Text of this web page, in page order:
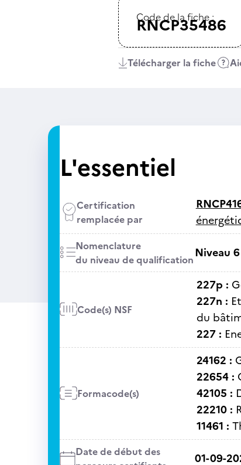
Code de la fiche :
RNCP35486
Télécharger la fiche
L'essentiel
Certification
remplacée par
Nomenclature
du niveau de qualificationNiveau 6
Code(s) NSF
227p :
227n :
du
227 :
Formacode(s)
24162 :
22654 :
42105 :
22210 :
11461 :
Date de début des
01-09-